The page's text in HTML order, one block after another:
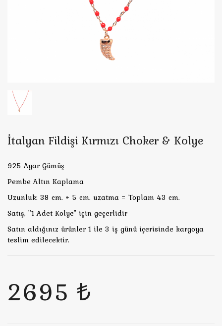
İtalyan Fildişi Kırmızı Choker & Kolye
925 Ayar Gümüş
Pembe Altın Kaplama
Uzunluk: 38 cm. + 5 cm. uzatma = Toplam 43 cm.
Satış, ''1 Adet Kolye" için geçerlidir
Satın aldığınız ürünler 1 ile 3 iş günü içerisinde kargoya
teslim edilecektir.
2695 ₺